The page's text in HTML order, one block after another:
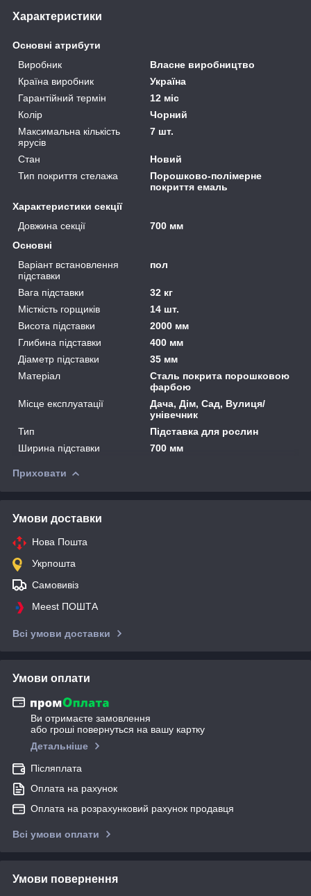
Характеристики
Основні атрибути
Виробник
Власне виробництво
Країна виробник
Україна
Гарантійний термін
12 міс
Колір
Чорний
Максимальна кількість
ярусів
7 шт.
Стан
Новий
Тип покриття стелажа
Порошково-полімерне
покриття емаль
Характеристики секції
Довжина секції
700 мм
Основні
Варіант встановлення
підставки
пол
Вага підставки
32 кг
Місткість горщиків
14 шт.
Висота підставки
2000 мм
Глибина підставки
400 мм
Діаметр підставки
35 мм
Матеріал
Сталь покрита порошковою
фарбою
Місце експлуатації
Дача, Дім, Сад, Вулиця/
унівечник
Тип
Підставка для рослин
Ширина підставки
700 мм
Приховати
Умови доставки
Нова Пошта
Укрпошта
Самовивіз
Meest ПОШТА
Всі умови доставки
Умови оплати
Ви отримаєте замовлення
або гроші повернуться на вашу картку
Детальніше
Післяплата
Оплата на рахунок
Оплата на розрахунковий рахунок продавця
Всі умови оплати
Умови повернення